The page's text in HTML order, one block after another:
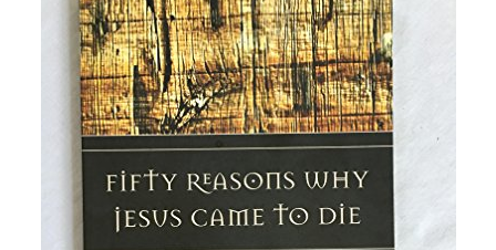
Vendedores
Comenzar a vender
CERRAR